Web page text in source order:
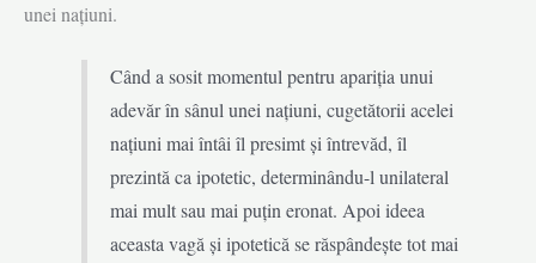
unei națiuni.
Când a sosit momentul pentru apariția unui
adevăr în sânul unei națiuni, cugetătorii acelei
națiuni mai întâi îl presimt și întrevăd, îl
prezintă ca ipotetic, determinându-l unilateral
mai mult sau mai puțin eronat. Apoi ideea
aceasta vagă și ipotetică se răspândește tot mai